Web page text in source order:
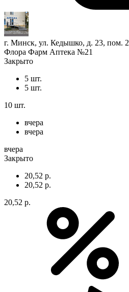
г. Минск, ул. Кедышко, д. 23, пом. 2
Флора Фарм Аптека №21
Закрыто
5 шт.
5 шт.
10 шт.
вчера
вчера
вчера
Закрыто
20,52 р.
20,52 р.
20,52 р.